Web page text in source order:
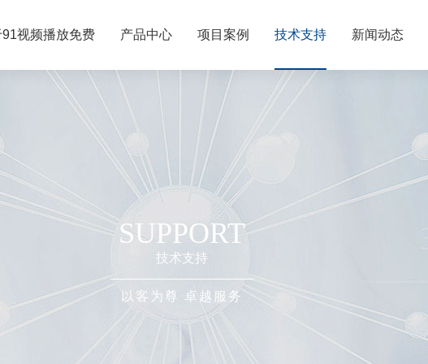
91视频播放免费 产品中心 项目案例 技术支持 新闻动态
SUPPORT
技术支持
以客为尊 卓越服务